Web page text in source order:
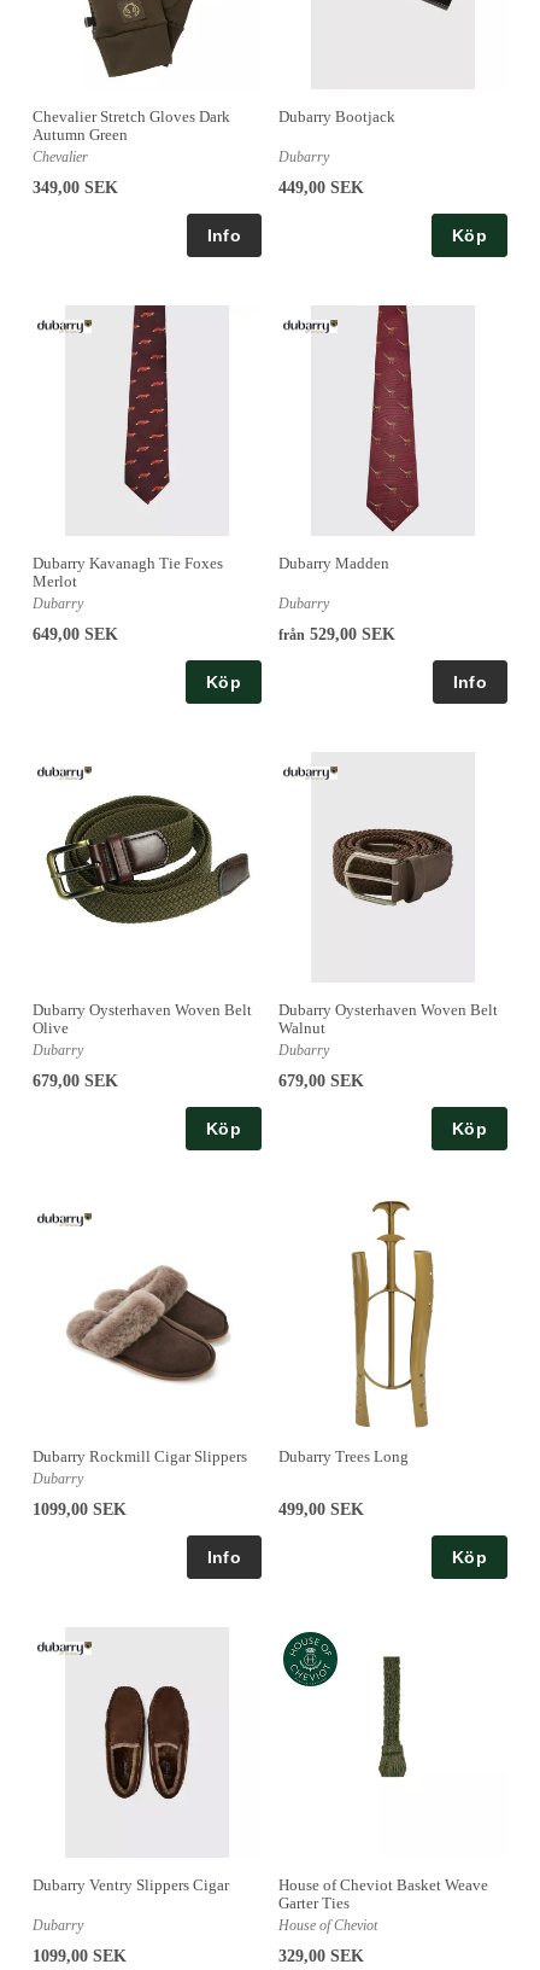
Chevalier Stretch Gloves Dark
Autumn Green
Chevalier
349,00 SEK
Dubarry Bootjack
Dubarry
449,00 SEK
Köp
Dubarry Kavanagh Tie Foxes
Merlot
Dubarry
649,00 SEK
Köp
Dubarry Madden
Dubarry
från 529,00 SEK
Dubarry Oysterhaven Woven Belt
Olive
Dubarry
679,00 SEK
Köp
Dubarry Oysterhaven Woven Belt
Walnut
Dubarry
679,00 SEK
Köp
Dubarry Rockmill Cigar Slippers
Dubarry
1099,00 SEK
Dubarry Trees Long
499,00 SEK
Köp
Dubarry Ventry Slippers Cigar
Dubarry
1099,00 SEK
House of Cheviot Basket Weave
Garter Ties
House of Cheviot
329,00 SEK